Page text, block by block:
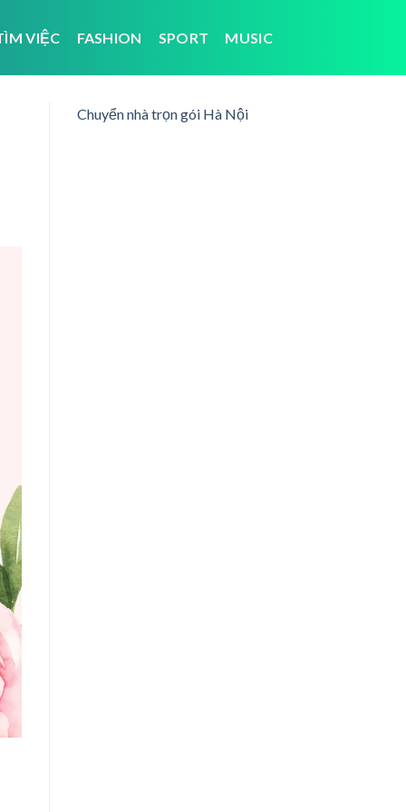
VIỆC FASHION SPORT MUSIC
Chuyển nhà trọn gói Hà Nội